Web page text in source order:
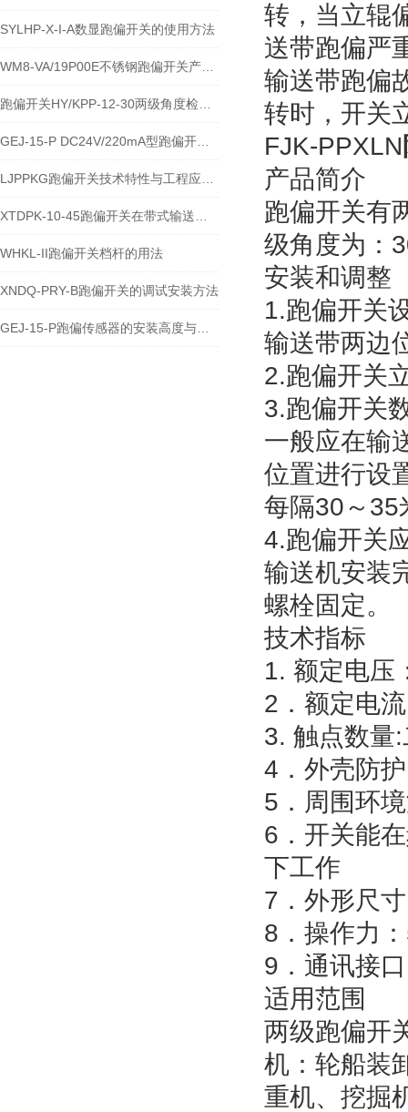
SYLHP-X-I-A数显跑偏开关的使用方法
WHKL-II跑偏开关档杆的用法
XNDQ-PRY-B跑偏开关的调试安装方法
转，当立辊
送带跑偏严
输送带跑偏
转时，开关
FJK-PPXLN
产品简介
跑偏开关有
级角度为：
安装和调整
1.跑偏开关
输送带两边
2.跑偏开关
3.跑偏开关
一般应在输
位置进行设
每隔30～35
4.跑偏开关
输送机安装
螺栓固定。
技术指标
1. 额定电压
2．额定电
3. 触点数量
4．外壳防
5．周围环
6．开关能
下工作
7．外形尺
8．操作力
9．通讯接
适用范围
两级跑偏开
机：轮船装
重机、挖掘